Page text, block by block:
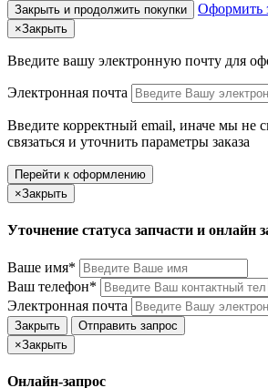
Закрыть и продолжить покупки Оформить
×Закрыть
Введите вашу электронную почту для
Электронная почта
Введите корректный email, иначе мы не
связаться и уточнить параметры заказа
Перейти к оформлению
×Закрыть
Уточнение статуса запчасти и онлайн
Ваше имя*
Ваш телефон*
Электронная почта
Закрыть
Отправить запрос
×Закрыть
Онлайн-запрос